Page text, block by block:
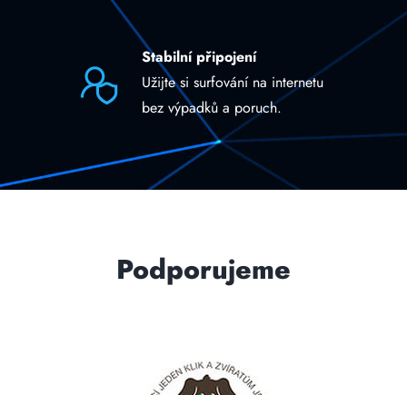
Stabilní připojení
Užijte si surfování na internetu
bez výpadků a poruch.
Podporujeme